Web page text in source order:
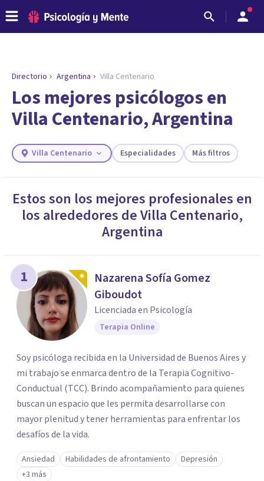
ENCONTRAR MI TERAPEUTA
¿Necesitas ayuda para encontrar el
psicólogo adecuado?
Responde a unas breves preguntas y te ofreceremos
necesidades.
Directorio Argentina Villa Centenario
Los mejores psicólogos en
Villa Centenario, Argentina
Villa Centenario Especialidades Más filtros
Estos son los mejores profesionales en
los alrededores deVilla Centenario,
Argentina
1
Nazarena Sofía Gomez
Giboudot
Licenciada en Psicología
Terapia Online
Soy psicóloga recibida en la Universidad de Buenos Aires y
mi trabajo se enmarca dentro de la Terapia Cognitivo-
Conductual (TCC). Brindo acompañamiento para quienes
buscan un espacio que les permita desarrollarse con
mayor plenitud y tener herramientas para enfrentar los
desafíos de la vida.
Ansiedad Habilidades de afrontamiento
Depresión
+3 más